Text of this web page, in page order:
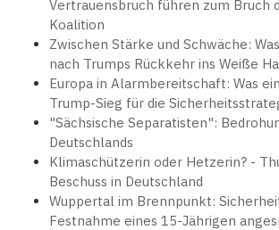
Vertrauensbruch führen zum Bruch
Koalition
Zwischen Stärke und Schwäche:
nach Trumps Rückkehr ins Weiße
Europa in Alarmbereitschaft: Was
Trump-Sieg für die
"Sächsische Separatisten":
Deutschlands
Klimaschützerin oder Hetzerin? -
Beschuss in Deutschland
Wuppertal im Brennpunkt:
Festnahme eines 15-Jährigen